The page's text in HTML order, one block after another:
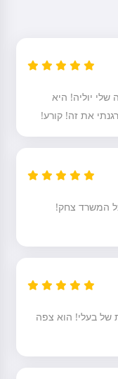
יוליה! היא
את זה! קורע!
המשרד צחק!
של בעלי! הוא צפה
טוב